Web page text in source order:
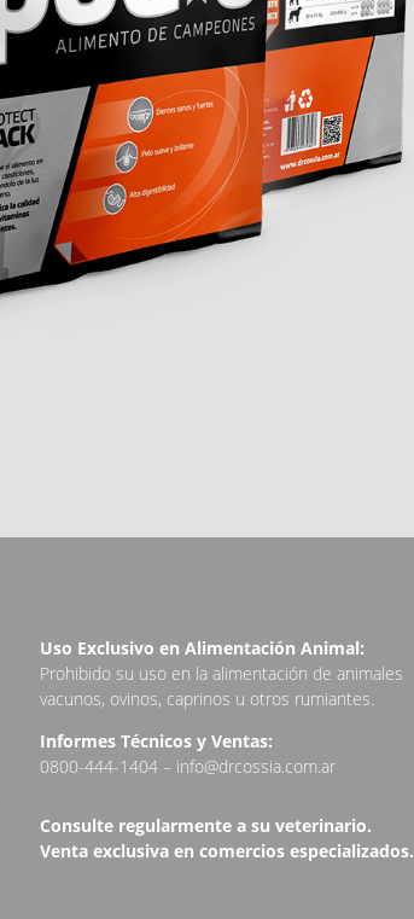
Uso Exclusivo en Alimentación Animal:
Prohibido su uso en la alimentación de animales
vacunos, ovinos, caprinos u otros rumiantes.
Informes Técnicos y Ventas:
0800-444-1404 – info@drcossia.com.ar
Consulte regularmente a su veterinario.
Venta exclusiva en comercios especializados.